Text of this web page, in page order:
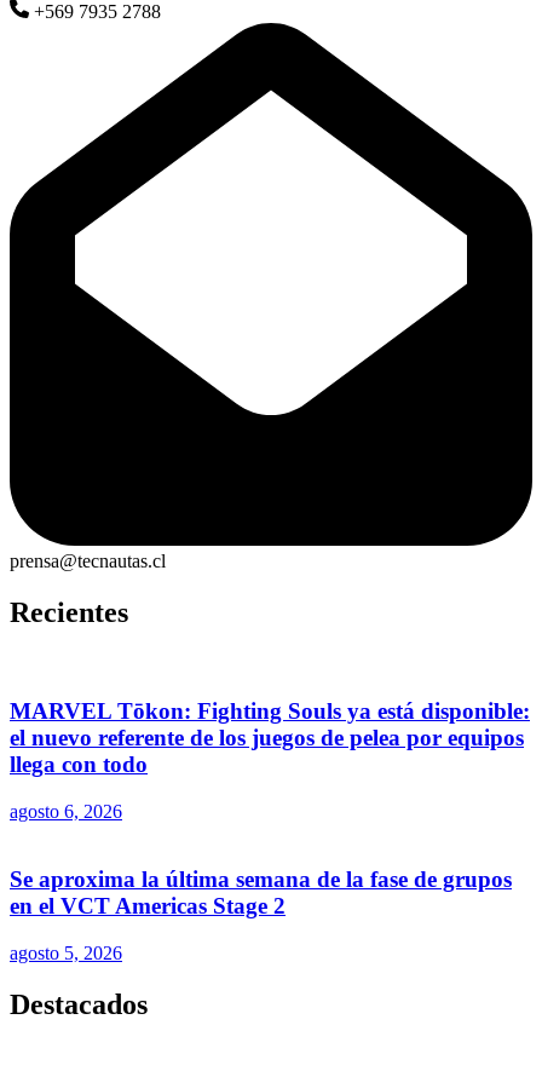
+569 7935 2788
prensa@tecnautas.cl
Recientes
MARVEL Tōkon: Fighting Souls ya está disponible:
el nuevo referente de los juegos de pelea por equipos
llega con todo
agosto 6, 2026
Se aproxima la última semana de la fase de grupos
en el VCT Americas Stage 2
agosto 5, 2026
Destacados